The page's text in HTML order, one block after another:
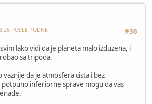
#36
POSLE PODNE
lako vidi da je planeta malo izduzena, i
sa tripoda.
vaznije da je atmosfera cista i bez
potpuno inferiorne sprave mogu da vas